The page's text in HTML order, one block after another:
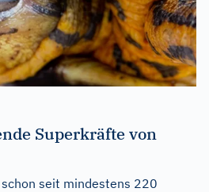
Superkräfte von
seit mindestens 220